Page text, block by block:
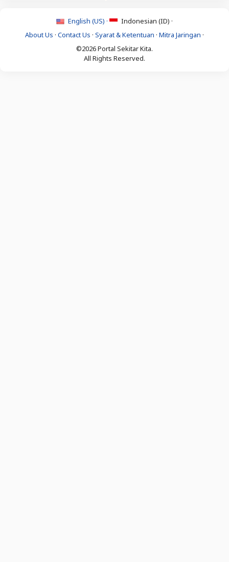
English (US) ·
Indonesian (ID) ·
About Us · Contact Us · Syarat & Ketentuan · Mitra Jaringan ·
©2026 Portal Sekitar Kita.
All Rights Reserved.